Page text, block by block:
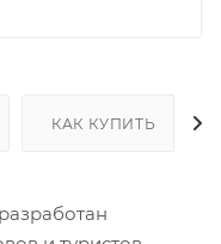
КАК КУПИТЬ